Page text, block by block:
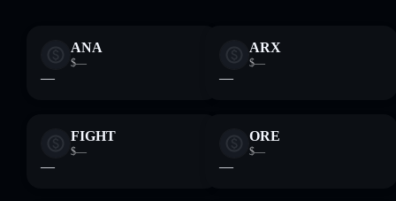
ANA
$—
—
ARX
$—
—
FIGHT
$—
—
ORE
$—
—